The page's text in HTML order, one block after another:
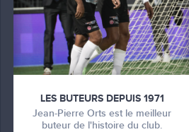
LES BUTEURS DEPUIS 1971
Jean-Pierre Orts est le meilleur
buteur de l'histoire du club.